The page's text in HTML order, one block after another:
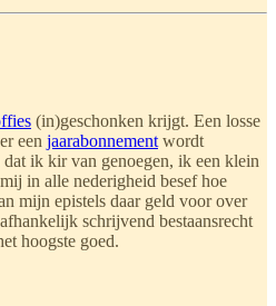
(in)geschonken krijgt. Een losse
een jaarabonnementwordt
ik kir van genoegen, ik een klein
in alle nederigheid besef hoe
mijn epistels daar geld voor over
schrijvend bestaansrecht
hoogste goed.